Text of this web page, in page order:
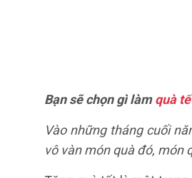
Bạn sẽ chọn gì làmquà
Vào những tháng cuối
vô vàn món quà đó, món